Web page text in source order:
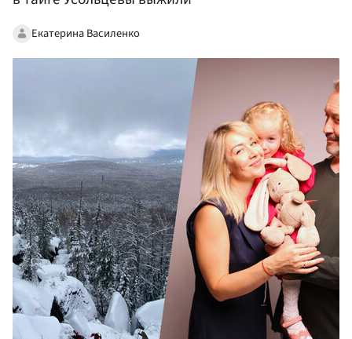
Екатерина Василенко